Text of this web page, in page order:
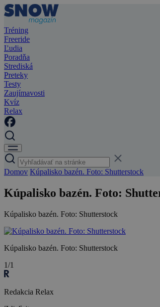
Tréning
Freeride
Ľudia
Poradňa
Strediská
Preteky
Testy
Zaujímavosti
Kvíz
Relax
Domov Kúpalisko bazén. Foto: Shutterstock
Kúpalisko bazén. Foto:
Kúpalisko bazén. Foto: Shutterstock
Kúpalisko bazén. Foto: Shutterstock
1/1
Redakcia Relax